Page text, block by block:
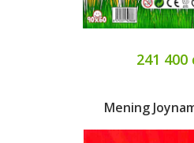
241 400
Mening